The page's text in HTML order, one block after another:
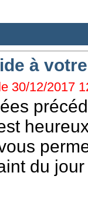
à
30/12/2017
du